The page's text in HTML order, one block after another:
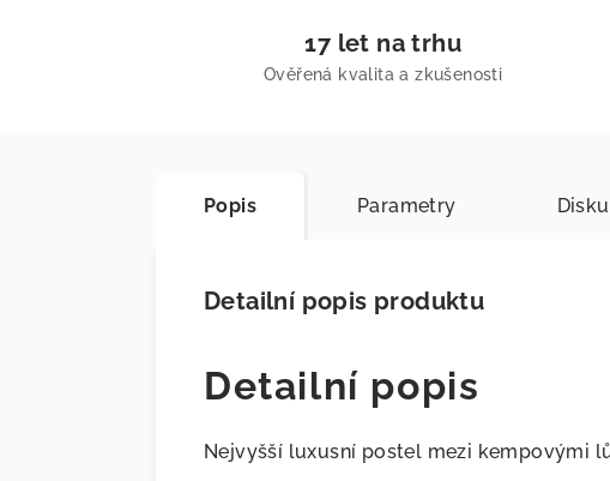
17 let na trhu
Ověřená kvalita a zkušenosti
Popis Parametry
Detailní popis produktu
Detailní popis
Nejvyšší luxusní postel mezi kempovými